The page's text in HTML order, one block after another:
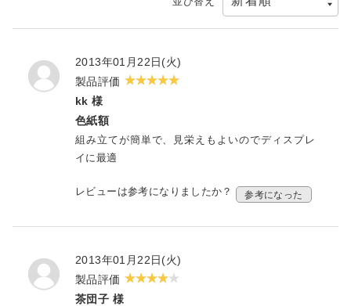
2013年01月22日(火)
製品評価
kk 様
色紙額
組み立てが簡単で、見栄えもよいのでディスプレ
イに最適
レビューは参考になりましたか？ 参考になった
2013年01月22日(火)
製品評価
茶団子 様